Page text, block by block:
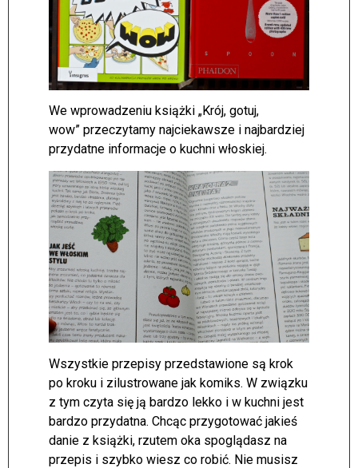
We wprowadzeniu książki „Krój, gotuj,
wow” przeczytamy najciekawsze i najbardziej
przydatne informacje o kuchni włoskiej.
Wszystkie przepisy przedstawione są krok
po kroku i zilustrowane jak komiks. W związku
z tym czyta się ją bardzo lekko i w kuchni jest
bardzo przydatna. Chcąc przygotować jakieś
danie z książki, rzutem oka spoglądasz na
przepis i szybko wiesz co robić. Nie musisz